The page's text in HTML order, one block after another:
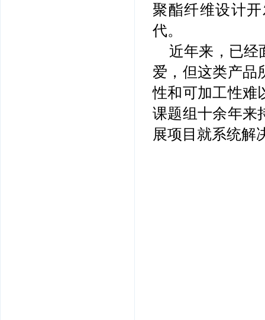
聚酯纤维设计
代。
近年来，已经
爱，但这类产品
性和可加工性难
课题组十余年来
展项目就系统解